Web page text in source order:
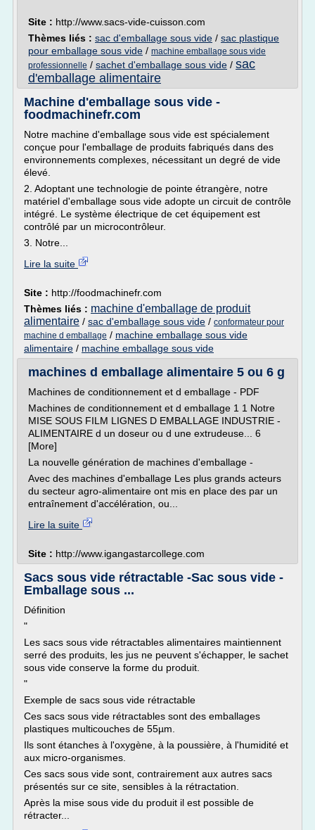
Site : http://www.sacs-vide-cuisson.com
Thèmes liés : sac d'emballage sous vide / sac plastique
pour emballage sous vide / machine emballage sous vide
professionnelle / sachet d'emballage sous vide / sac
d'emballage alimentaire
Machine d'emballage sous vide -
foodmachinefr.com
Notre machine d'emballage sous vide est spécialement
conçue pour l'emballage de produits fabriqués dans des
environnements complexes, nécessitant un degré de vide
élevé.
2. Adoptant une technologie de pointe étrangère, notre
matériel d'emballage sous vide adopte un circuit de contrôle
intégré. Le système électrique de cet équipement est
contrôlé par un microcontrôleur.
3. Notre...
Lire la suite
Site : http://foodmachinefr.com
Thèmes liés : machine d'emballage de produit
alimentaire / sac d'emballage sous vide / conformateur pour
machine d emballage / machine emballage sous vide
alimentaire / machine emballage sous vide
machines d emballage alimentaire 5 ou 6 g
Machines de conditionnement et d emballage - PDF
Machines de conditionnement et d emballage 1 1 Notre
MISE SOUS FILM LIGNES D EMBALLAGE INDUSTRIE -
ALIMENTAIRE d un doseur ou d une extrudeuse... 6
[More]
La nouvelle génération de machines d'emballage -
Avec des machines d'emballage Les plus grands acteurs
du secteur agro-alimentaire ont mis en place des par un
entraînement d'accélération, ou...
Lire la suite
Site : http://www.igangastarcollege.com
Sacs sous vide rétractable -Sac sous vide -
Emballage sous ...
Définition
"
Les sacs sous vide rétractables alimentaires maintiennent
serré des produits, les jus ne peuvent s'échapper, le sachet
sous vide conserve la forme du produit.
"
Exemple de sacs sous vide rétractable
Ces sacs sous vide rétractables sont des emballages
plastiques multicouches de 55µm.
Ils sont étanches à l'oxygène, à la poussière, à l'humidité et
aux micro-organismes.
Ces sacs sous vide sont, contrairement aux autres sacs
présentés sur ce site, sensibles à la rétractation.
Après la mise sous vide du produit il est possible de
rétracter...